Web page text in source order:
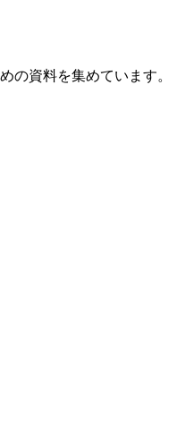
の資料を集めています。